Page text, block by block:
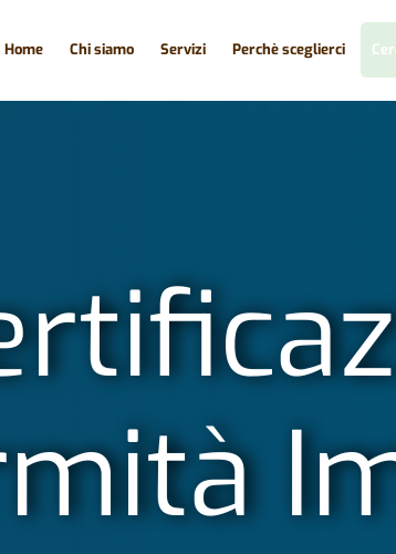
Home Chi siamo Servizi Perchè sceglierci